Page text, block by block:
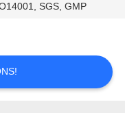
SGS, GMP